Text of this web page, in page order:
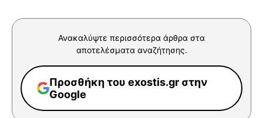
Ανακαλύψτε περισσότερα άρθρα στα
αποτελέσματα αναζήτησης.
Προσθήκη του exostis.gr στην
Google